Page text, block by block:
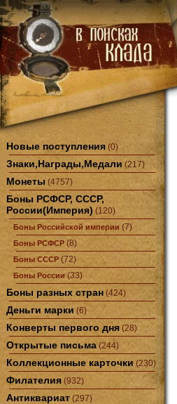
Новые поступления (0)
Знаки,Награды,Медали (217)
Монеты (4757)
Боны РСФСР, СССР,
России(Империя) (120)
Боны Российской империи (7)
Боны РСФСР (8)
Боны СССР (72)
Боны России(33)
Боны разных стран (424)
Деньги марки (6)
Конверты первого дня (28)
Открытые письма (244)
Коллекционные карточки (230)
Филателия (932)
Антиквариат (297)